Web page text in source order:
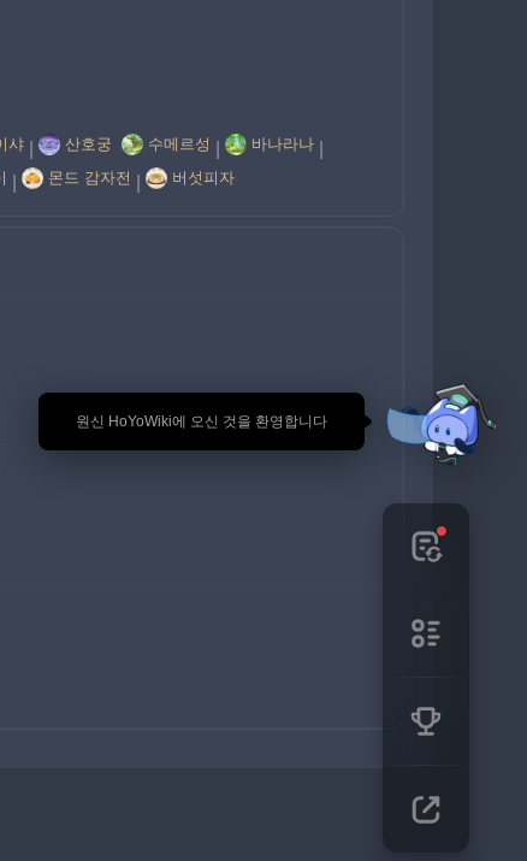
🎉 원신 HoYoWiki에 오신 것을 환영합니다
샤 산호궁 수메르성 바나라나
몬드 감자전 버섯피자